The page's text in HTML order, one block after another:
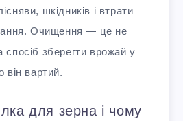
шкідників і втрати
Очищення — це не
спосіб зберегти врожай у
він вартий.
для зерна і чому